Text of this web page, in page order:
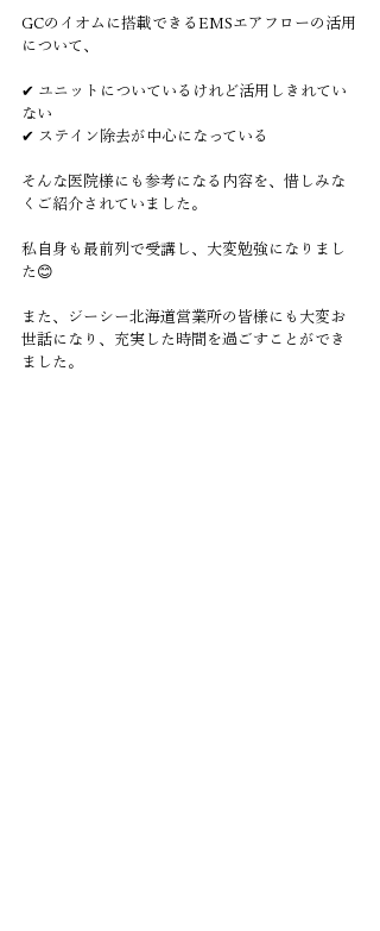
GCのイオムに搭載できるEMSエアフローの活用
について、
✔ ユニットについているけれど活用しきれてい
ない
✔ ステイン除去が中心になっている
そんな医院様にも参考になる内容を、惜しみな
くご紹介されていました。
私自身も最前列で受講し、大変勉強になりまし
た😊
また、ジーシー北海道営業所の皆様にも大変お
世話になり、充実した時間を過ごすことができ
ました。